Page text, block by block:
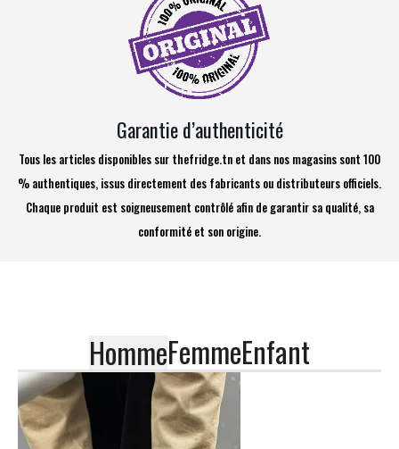
Garantie d’authenticité
Tous les articles disponibles sur thefridge.tn et dans nos magasins sont 100
% authentiques, issus directement des fabricants ou distributeurs officiels.
Chaque produit est soigneusement contrôlé afin de garantir sa qualité, sa
conformité et son origine.
HommeFemmeEnfant